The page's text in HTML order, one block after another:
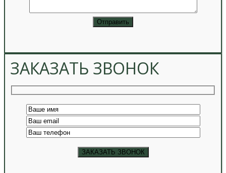
ЗАКАЗАТЬ ЗВОНОК